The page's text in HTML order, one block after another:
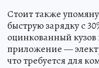
Стоит также
быструю зарядку с
оцинкованный
приложение —
что требуется для